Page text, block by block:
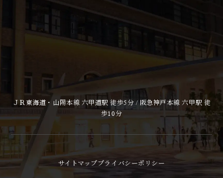
ＪＲ東海道・山陽本線 六甲道駅 徒歩5分 / 阪急神戸本線 六甲駅 徒
歩10分
サイトマップ プライバシーポリシー